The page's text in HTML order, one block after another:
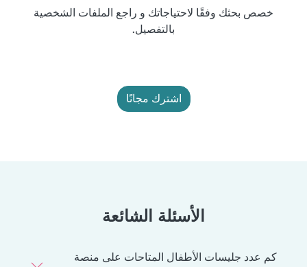
خصص بحثك وفقًا لاحتياجاتك و راجع الملفات الشخصية
بالتفصيل.
اشترك مجانًا
الأسئلة الشائعة
كم عدد جليسات الأطفال المتاحات على منصة